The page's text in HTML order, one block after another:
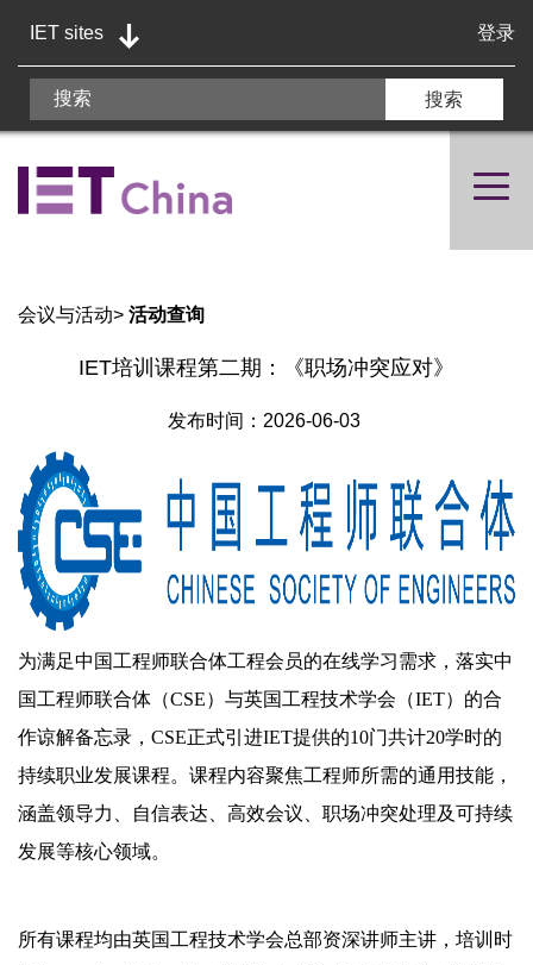
IET sites 登录
会议与活动> 活动查询
IET培训课程第二期：《职场冲突应对》
发布时间：2026-06-03
为满足中国工程师联合体工程会员的在线学习需求，落实中
国工程师联合体（CSE）与英国工程技术学会（IET）的合
作谅解备忘录，CSE正式引进IET提供的10门共计20学时的
持续职业发展课程。课程内容聚焦工程师所需的通用技能，
涵盖领导力、自信表达、高效会议、职场冲突处理及可持续
发展等核心领域。
所有课程均由英国工程技术学会总部资深讲师主讲，培训时